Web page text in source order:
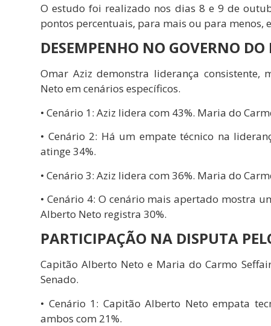
O estudo foi realizado nos dias 8 e 9 de
pontos percentuais, para mais ou para menos,
DESEMPENHO NO GOVERNO DO
Omar Aziz demonstra liderança consistente,
Neto em cenários específicos.
• Cenário 1: Aziz lidera com 43%. Maria do
• Cenário 2: Há um empate técnico na
atinge 34%.
• Cenário 3: Aziz lidera com 36%. Maria do
• Cenário 4: O cenário mais apertado mostra
Alberto Neto registra 30%.
PARTICIPAÇÃO NA DISPUTA
Capitão Alberto Neto e Maria do Carmo
Senado.
• Cenário 1: Capitão Alberto Neto empata
ambos com 21%.